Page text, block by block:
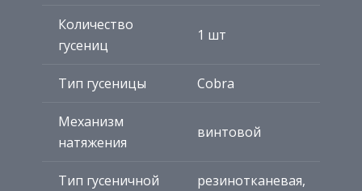
Количество
гусениц
1 шт
Тип гусеницы Cobra
Механизм
натяжения
винтовой
Тип гусеничной
резинотканевая,